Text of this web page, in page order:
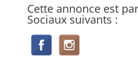
Cette annonce est
Sociaux suivants :